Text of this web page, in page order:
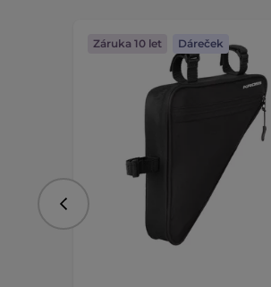
Záruka 10 let Dáreček
Předchozí